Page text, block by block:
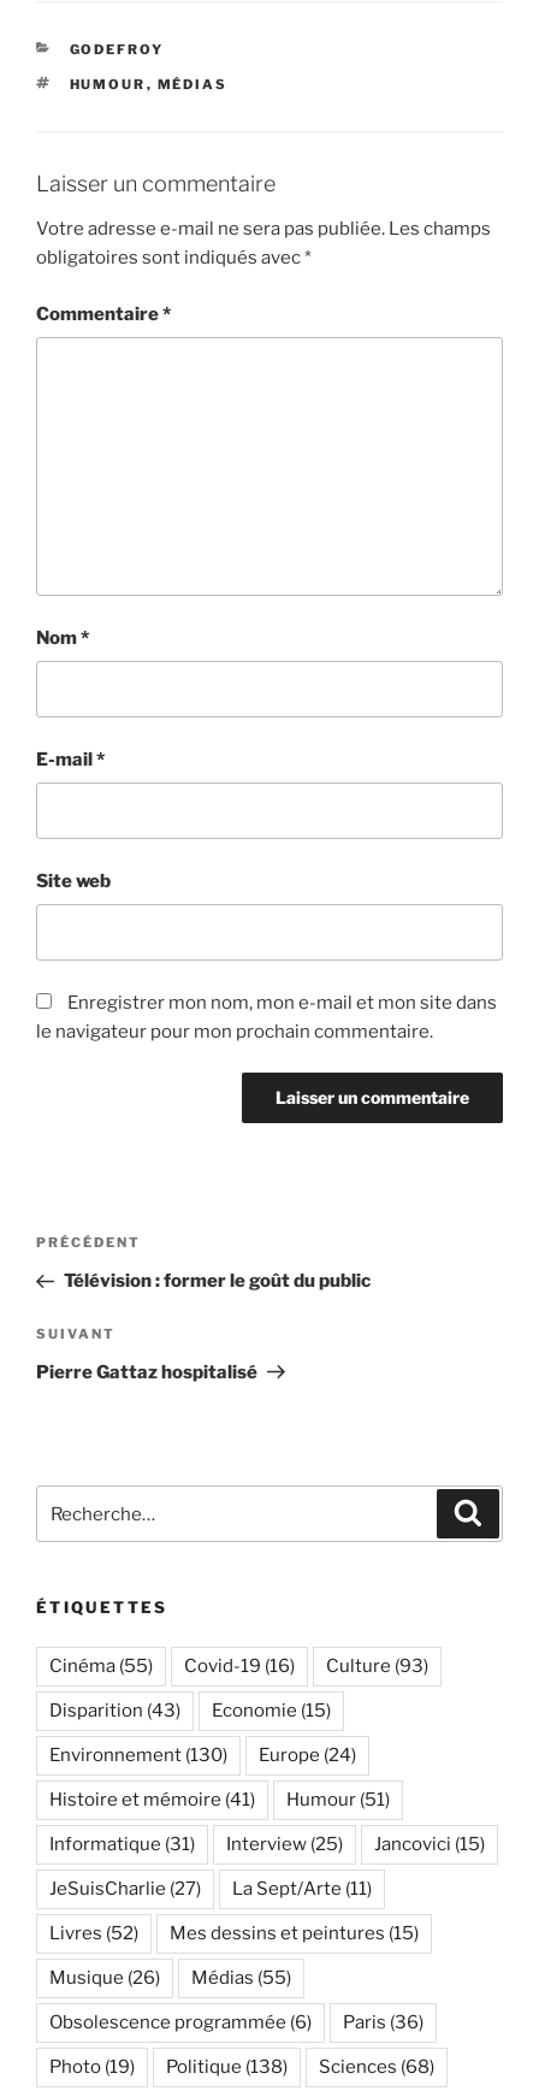
o
k
e
s
r
CATÉGORIES
GODEFROY
ÉTIQUETTES
HUMOUR , MÉDIAS
Laisser un commentaire
Votre adresse e-mail ne sera pas publiée. Les champs
obligatoires sont indiqués avec*
Commentaire*
Nom*
E-mail*
Site web
Enregistrer mon nom, mon e-mail et mon site dans
le navigateur pour mon prochain commentaire.
Navigation
l’article
Article
précédent
PRÉCÉDENT
Télévision : former le goût du public
Article
suivant
SUIVANT
Pierre Gattaz hospitalisé
pour
ÉTIQUETTES
Cinéma (55) Covid-19 (16) Culture (93)
Disparition (43) Economie (15)
Environnement (130) Europe (24)
Histoire et mémoire (41) Humour (51)
Informatique (31) Interview (25) Jancovici (15)
JeSuisCharlie (27) La Sept/Arte (11)
Livres (52) Mes dessins et peintures (15)
Musique (26) Médias (55)
Obsolescence programmée (6) Paris (36)
Photo (19) Politique (138) Sciences (68)